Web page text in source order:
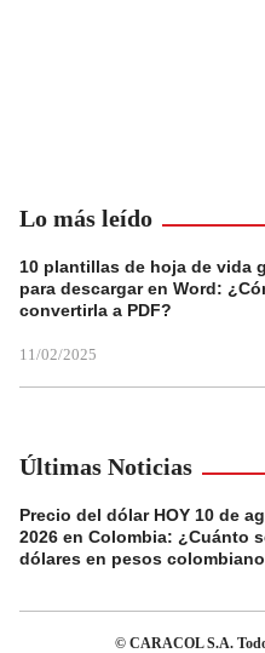
Lo más leído
10 plantillas de hoja de vida
para descargar en Word:
convertirla a PDF?
11/02/2025
Últimas Noticias
Precio del dólar HOY 10 de
2026 en Colombia: ¿Cuánto
dólares en pesos
© CARACOL S.A.